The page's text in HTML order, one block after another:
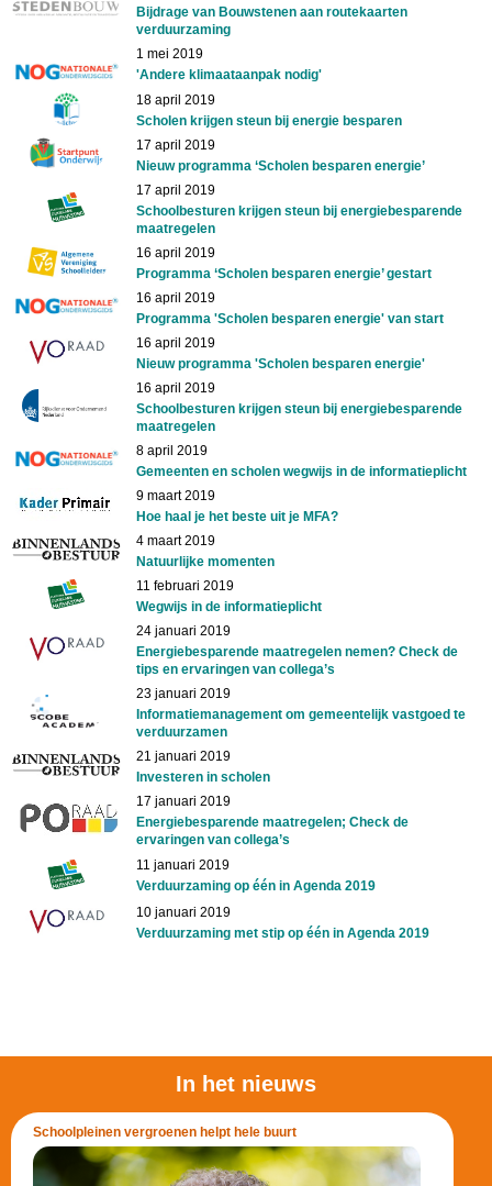
Bijdrage van Bouwstenen aan routekaarten
verduurzaming
1 mei 2019
'Andere klimaataanpak nodig'
18 april 2019
Scholen krijgen steun bij energie besparen
17 april 2019
Nieuw programma ‘Scholen besparen energie’
17 april 2019
Schoolbesturen krijgen steun bij energiebesparende
maatregelen
16 april 2019
Programma ‘Scholen besparen energie’ gestart
16 april 2019
Programma 'Scholen besparen energie' van start
16 april 2019
Nieuw programma 'Scholen besparen energie'
16 april 2019
Schoolbesturen krijgen steun bij energiebesparende
maatregelen
8 april 2019
Gemeenten en scholen wegwijs in de informatieplicht
9 maart 2019
Hoe haal je het beste uit je MFA?
4 maart 2019
Natuurlijke momenten
11 februari 2019
Wegwijs in de informatieplicht
24 januari 2019
Energiebesparende maatregelen nemen? Check de
tips en ervaringen van collega’s
23 januari 2019
Informatiemanagement om gemeentelijk vastgoed te
verduurzamen
21 januari 2019
Investeren in scholen
17 januari 2019
Energiebesparende maatregelen; Check de
ervaringen van collega’s
11 januari 2019
Verduurzaming op één in Agenda 2019
10 januari 2019
Verduurzaming met stip op één in Agenda 2019
In het nieuws
Schoolpleinen vergroenen helpt hele buurt